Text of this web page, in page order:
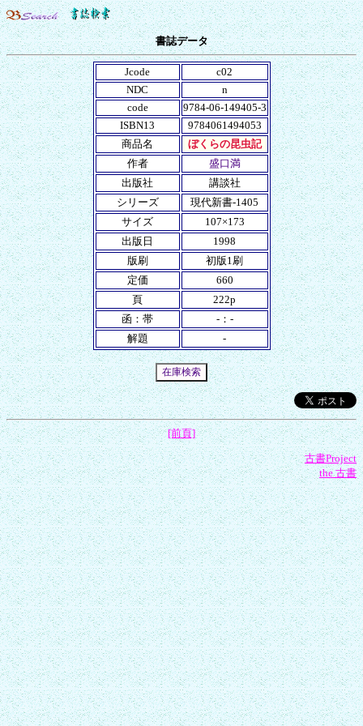
書誌データ
Jcode
c02
NDC
n
code
9784-06-149405-3
ISBN13
9784061494053
商品名
ぼくらの昆虫記
作者
盛口満
出版社
講談社
シリーズ
現代新書-1405
サイズ
107×173
出版日
1998
版刷
初版1刷
定価
660
頁
222p
函：帯
-：-
解題
-
[前頁]
古書Project
the 古書